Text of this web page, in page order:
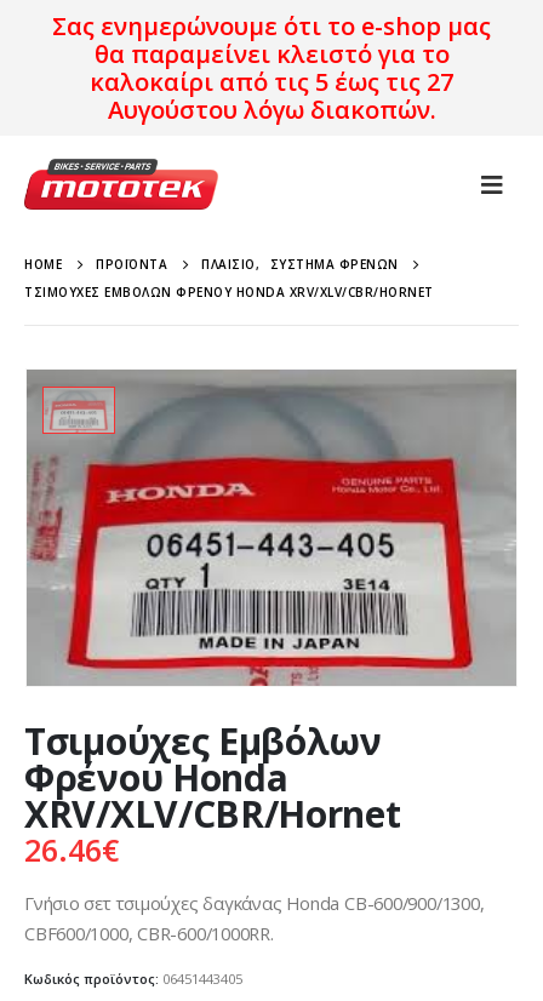
Σας ενημερώνουμε ότι το e-shop μας
θα παραμείνει κλειστό για το
καλοκαίρι από τις 5 έως τις 27
Αυγούστου λόγω διακοπών.
HOME ΠΡΟΪΌΝΤΑ ΠΛΑΊΣΙΟ,
ΣΎΣΤΗΜΑ ΦΡΈΝΩΝ
ΤΣΙΜΟΎΧΕΣ ΕΜΒΌΛΩΝ ΦΡΈΝΟΥ HONDA XRV/XLV/CBR/HORNET
Τσιμούχες Εμβόλων
Φρένου Honda
XRV/XLV/CBR/Hornet
26.46€
Γνήσιο σετ τσιμούχες δαγκάνας Honda CB-600/900/1300,
CBF600/1000, CBR-600/1000RR.
Κωδικός προϊόντος: 06451443405